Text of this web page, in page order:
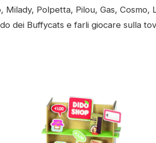
Milady, Polpetta, Pilou, Gas, Cosmo,
dei Buffycats e farli giocare sulla